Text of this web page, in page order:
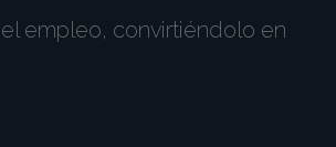
empleo, convirtiéndolo en